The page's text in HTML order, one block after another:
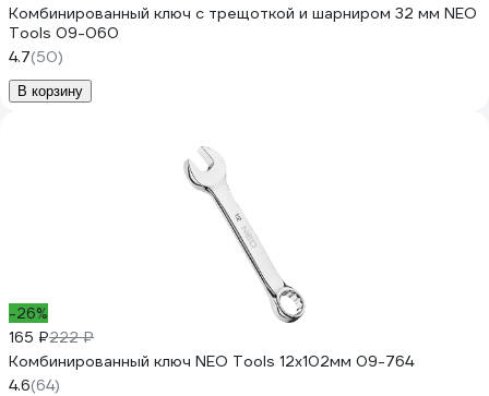
Комбинированный ключ с трещоткой и шарниром 32 мм NEO
Tools 09-060
4.7(50)
В корзину
-26%
165 ₽222 ₽
Комбинированный ключ NEO Tools 12x102мм 09-764
4.6(64)